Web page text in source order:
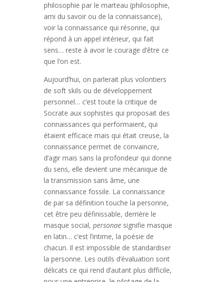
philosophie par le marteau (philosophie,
ami du savoir ou de la connaissance),
voir la connaissance qui résonne, qui
répond à un appel intérieur, qui fait
sens… reste à avoir le courage d’être ce
que l’on est.
Aujourd’hui, on parlerait plus volontiers
de soft skils ou de développement
personnel… c’est toute la critique de
Socrate aux sophistes qui proposait des
connaissances qui performaient, qui
étaient efficace mais qui était creuse, la
connaissance permet de convaincre,
d’agir mais sans la profondeur qui donne
du sens, elle devient une mécanique de
la transmission sans âme, une
connaissance fossile. La connaissance
de par sa définition touche la personne,
cet être peu définissable, derrière le
masque social, personaesignifie masque
en latin… c’est l’intime, la poésie de
chacun. Il est impossible de standardiser
la personne. Les outils d’évaluation sont
délicats ce qui rend d’autant plus difficile,